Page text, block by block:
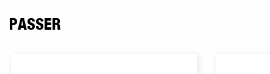
PASSER